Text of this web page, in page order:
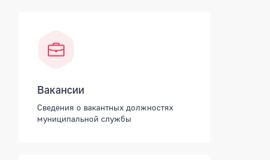
Вакансии
Сведения о вакантных должностях
муниципальной службы